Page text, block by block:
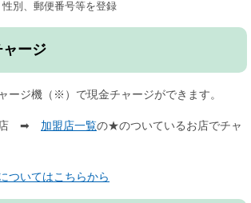
別、郵便番号等を登録
ージ
ージ機（※）で現金チャージができます。
店 ➡ 加盟店一覧の★のついているお店でチャ
ついてはこちらから